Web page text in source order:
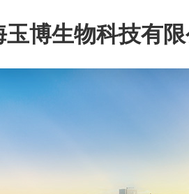
玉博生物科技有